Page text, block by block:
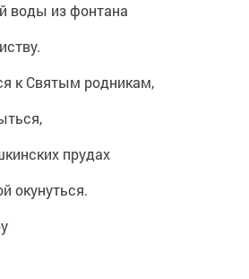
воды из фонтана
к Святым родникам,
прудах
окунуться.